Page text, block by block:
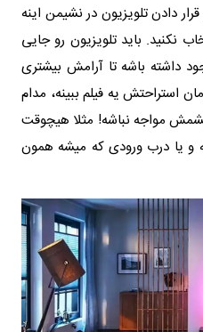
دادن تلویزیون در نشیمن اینه
نکنید. باید تلویزیون رو جایی
داشته باشه تا آرامش بیشتری
استراحتش یه فیلم ببینه، مدام
چشمش مواجه نباشه! مثلا هیچوقت
و یا درب ورودی که میشه همون